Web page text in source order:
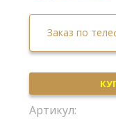
Заказ по
Артикул: